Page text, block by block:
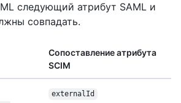
следующий атрибут SAML и
совпадать.
Сопоставление атрибута
SCIM
externalId